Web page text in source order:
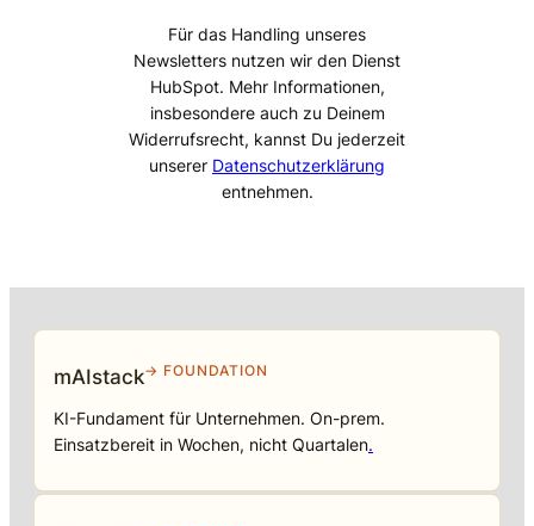
Für das Handling unseres
Newsletters nutzen wir den Dienst
HubSpot. Mehr Informationen,
insbesondere auch zu Deinem
Widerrufsrecht, kannst Du jederzeit
unserer Datenschutzerklärung
entnehmen.
mAIstack→ FOUNDATION
KI-Fundament für Unternehmen. On-prem.
Einsatzbereit in Wochen, nicht Quartalen.